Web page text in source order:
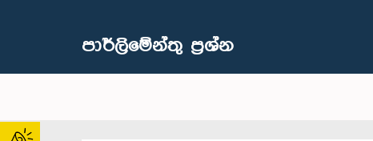
පාර්ලි‌මේන්තු‌ ප්‍රශ්න